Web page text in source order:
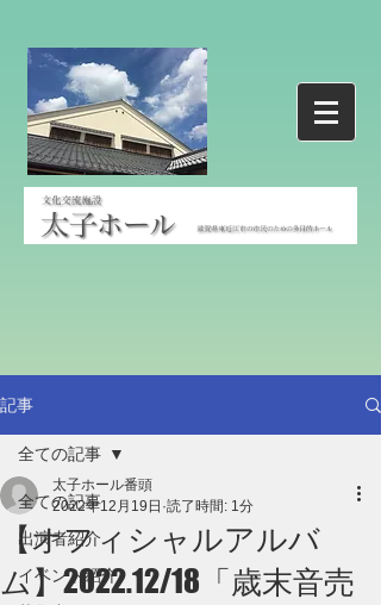
記事
全ての記事
出演者紹介
イベント紹介
全ての記事
【オフィシャルアルバ
ム】2022.12/18「歳末音売
太子ホール番頭
2022年12月19日 読了時間: 1分